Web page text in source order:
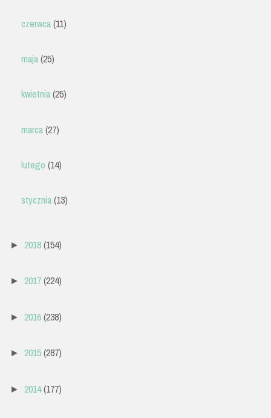
czerwca(11)
maja(25)
kwietnia(25)
marca(27)
lutego (14)
stycznia(13)
► 2018(154)
► 2017(224)
► 2016(238)
► 2015(287)
► 2014(177)